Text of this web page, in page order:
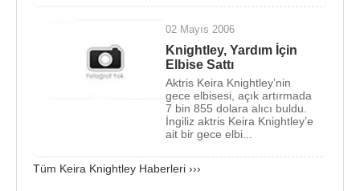
yılında Hintli kadın yönetmenGurinder Chadhanın
futbolcu olmak isteyen Hintli bir kızın hikayesini
anlattığı küçük bütçeli 'Bend it Like Beckham
(Hayatımın Çalımı Beckham) filminde oynayarak
İngiltere'de değil bütün dünyada
adını duyurdu. Öyle ki, ünlü Amerikalı yapımcıJerry
, ona 2003 yılında (PİRATES OF THE
PEARL) Karayip Korsanları
02 Mayıs 2006
Knightley, Yardım İçin
Elbise Sattı
Aktris Keira Knightley’nin
gece elbisesi, açık artırmada
7 bin 855 dolara alıcı buldu.
İngiliz aktris Keira Knightley’e
ait bir gece elbi...
Tüm Keira Knightley Haberleri ›››